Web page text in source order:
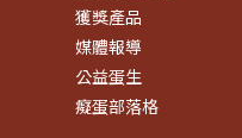
獲獎產品
媒體報導
公益蛋生
癡蛋部落格